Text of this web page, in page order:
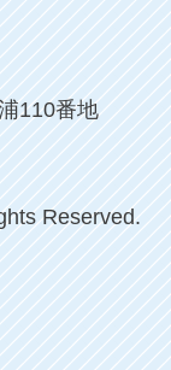
110番地
Reserved.